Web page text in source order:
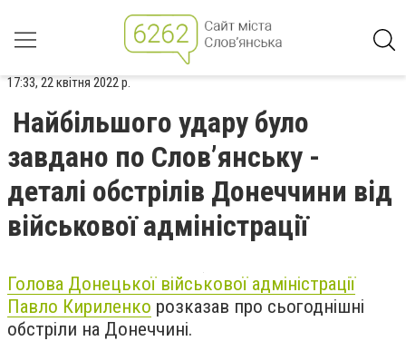
17:33, 22 квітня 2022 р.
Найбільшого удару було
завдано по Слов’янську -
деталі обстрілів Донеччини від
військової адміністрації
Голова Донецької військової адміністрації
Павло Кириленко розказав про сьогоднішні
обстріли на Донеччині.